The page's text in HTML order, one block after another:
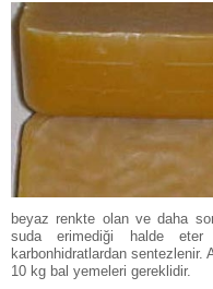
beyaz renkte olan ve daha
suda erimediği halde
karbonhidratlardan sentezlenir.
10 kg bal yemeleri gereklidir.